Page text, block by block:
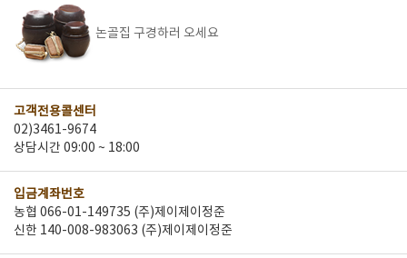
논골집 구경하러 오세요
고객전용콜센터
02)3461-9674
상담시간 09:00 ~ 18:00
입금계좌번호
농협 066-01-149735 (주)제이제이정준
신한 140-008-983063 (주)제이제이정준